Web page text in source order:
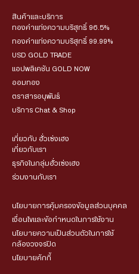
สินค้าและบริการ
ทองคำแท่งความบริสุทธิ์ 96.5%
ทองคำแท่งความบริสุทธิ์ 99.99%
USD GOLD TRADE
แอปพลิเคชัน GOLD NOW
ออมทอง
ตราสารอนุพันธ์
บริการ Chat & Shop
เกี่ยวกับ ฮั่วเซ่งเฮง
เกี่ยวกับเรา
ธุรกิจในกลุ่มฮั่วเซ่งเฮง
ร่วมงานกับเรา
นโยบายการคุ้มครองข้อมูลส่วนบุคคล
เงื่อนไขและข้อกำหนดในการใช้งาน
นโยบายความเป็นส่วนตัวในการใช้
กล้องวงจรปิด
นโยบายคุ้กกี้